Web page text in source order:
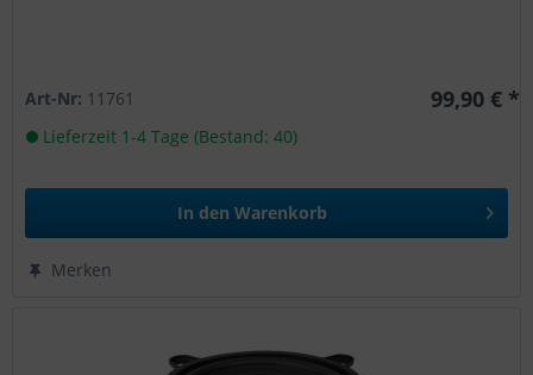
Art-Nr: 11761 99,90 € *
Lieferzeit 1-4 Tage (Bestand: 40)
In den Warenkorb
Merken